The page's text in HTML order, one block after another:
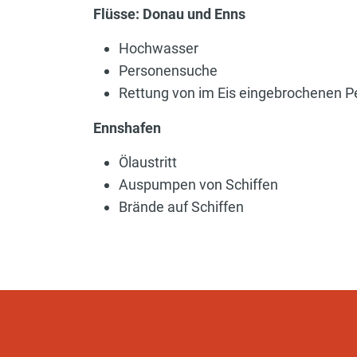
Flüsse: Donau und Enns
Hochwasser
Personensuche
Rettung von im Eis eingebrochenen
Ennshafen
Ölaustritt
Auspumpen von Schiffen
Brände auf Schiffen